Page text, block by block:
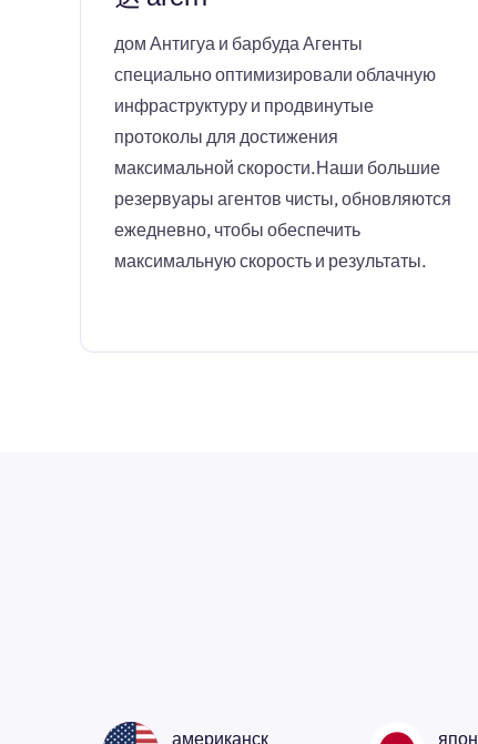
дом Антигуа и барбуда Агенты
специально оптимизировали облачную
инфраструктуру и продвинутые
протоколы для достижения
максимальной скорости.Наши большие
резервуары агентов чисты, обновляются
ежедневно, чтобы обеспечить
максимальную скорость и результаты.
американск япон